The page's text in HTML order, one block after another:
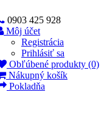
0903 425 928
Môj účet
Registrácia
Prihlásiť sa
Obľúbené produkty (0)
Nákupný košík
Pokladňa